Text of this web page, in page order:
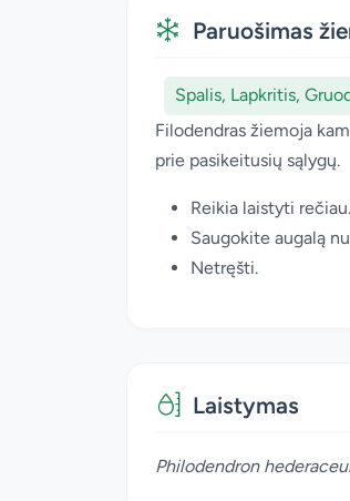
Paruošimas
Spalis, Lapkritis,
Filodendras žiemoja
prie pasikeitusių sąlygų.
Reikia laistyti
Saugokite augalą
Netręšti.
Laistymas
Philodendron